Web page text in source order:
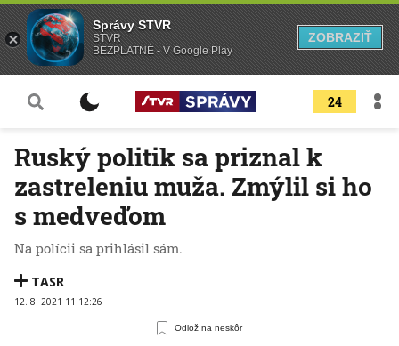
24
Ruský politik sa priznal k
zastreleniu muža. Zmýlil si ho
s medveďom
Na polícii sa prihlásil sám.
TASR
12. 8. 2021 11:12:26
Odlož na neskôr
Správy STVR
STVR
BEZPLATNÉ - V Google Play
ZOBRAZIŤ